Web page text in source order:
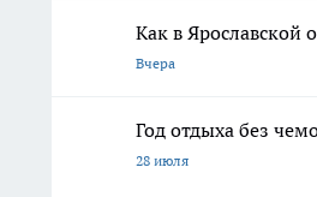
Как в Ярославской
Вчера
Год отдыха без
28 июля